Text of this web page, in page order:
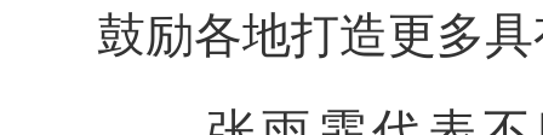
鼓励各地打造更多